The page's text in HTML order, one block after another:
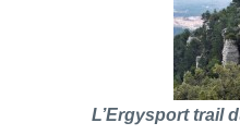
L’Ergysport trail